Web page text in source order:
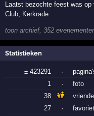
Laatst bezochte feest was op
Club, Kerkrade
toon archief, 352
Statistieken
± 423291 ·
1
·
foto
38
27
·